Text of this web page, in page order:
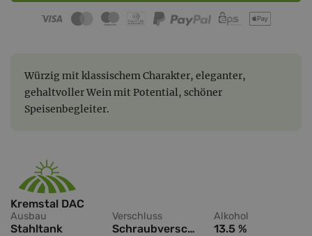
Würzig mit klassischem Charakter, eleganter,
gehaltvoller Wein mit Potential, schöner
Speisenbegleiter.
Kremstal DAC
Ausbau
Stahltank
Verschluss
Schraubverschluss
Alkohol
13.5 %